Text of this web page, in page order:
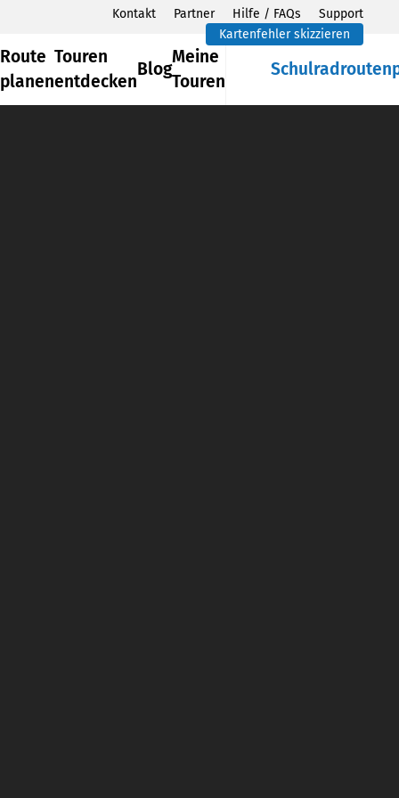
Kontakt Partner Hilfe / FAQs
Support
Kartenfehler skizzieren
Route
planen
Touren
entdecken
Blog
Meine
Touren